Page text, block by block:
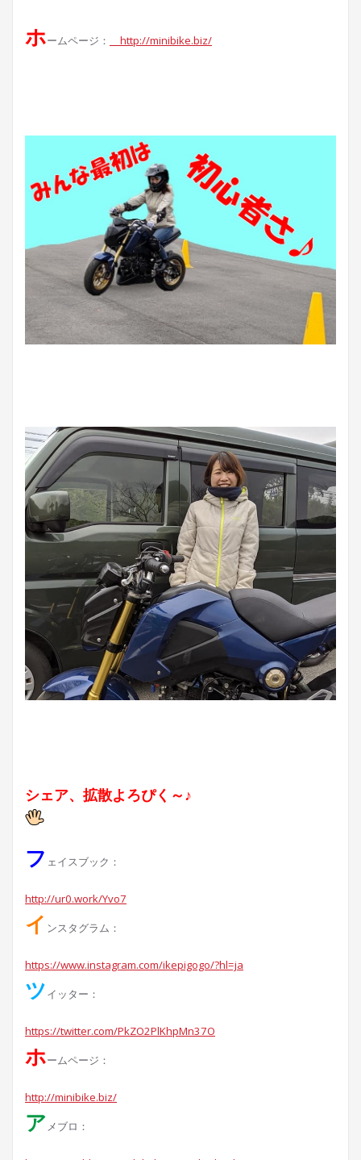
ホームページ： http://minibike.biz/
シェア、拡散よろぴく～♪
フ ェイスブック：
http://ur0.work/Yvo7
イ ンスタグラム：
https://www.instagram.com/ikepigogo/?hl=ja
ツイッター：
https://twitter.com/PkZO2PlKhpMn37O
ホームページ：
http://minibike.biz/
アメブロ：